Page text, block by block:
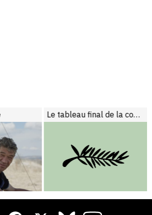
Le tableau final de la compétition cannoise